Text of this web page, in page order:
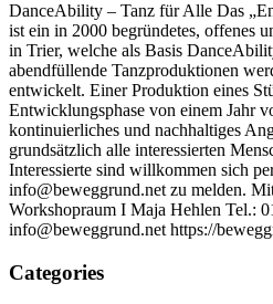
DanceAbility – Tanz für Alle Das
ist ein in 2000 begründetes, offenes
in Trier, welche als Basis
abendfüllende Tanzproduktionen
entwickelt. Einer Produktion eines
Entwicklungsphase von einem Jahr
kontinuierliches und nachhaltiges
grundsätzlich alle interessierten
Interessierte sind willkommen sich
info@beweggrund.net zu melden.
Workshopraum I Maja Hehlen Tel.:
info@beweggrund.net https://
Categories